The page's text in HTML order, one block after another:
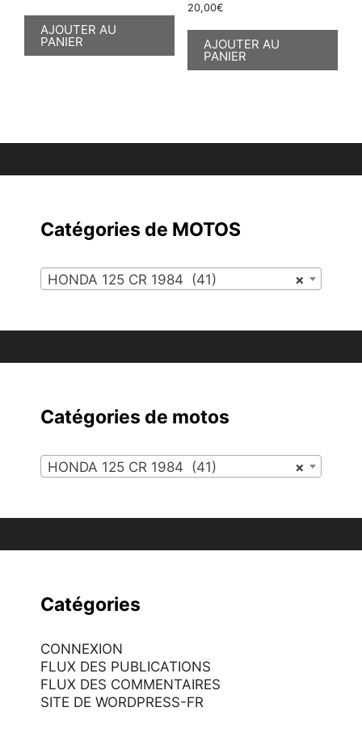
AJOUTER AU
PANIER
20,00€
AJOUTER AU
PANIER
Catégories de MOTOS
×
HONDA 125 CR 1984 (41)
Catégories de motos
×
HONDA 125 CR 1984 (41)
Catégories
CONNEXION
FLUX DES PUBLICATIONS
FLUX DES COMMENTAIRES
SITE DE WORDPRESS-FR